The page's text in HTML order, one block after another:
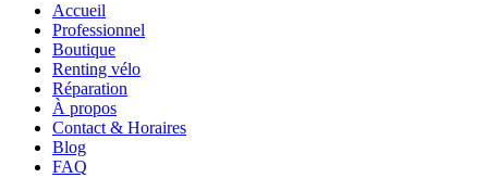
Accueil
Professionnel
Boutique
Renting vélo
Réparation
À propos
Contact & Horaires
Blog
FAQ